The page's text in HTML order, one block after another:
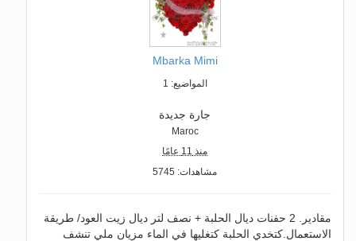
Mbarka Mimi
المواضيع: 1
جارة جديدة
Maroc
منذ 11 عامًا
مشاهدات: 5745
مقادير. 2 حفنات ديال الحلبة + نصف لتر ديال زيت العود/ طريقة
الاستعمال.كتخدي الحلبة كتغليها في الماء مزيان ملي تنشف